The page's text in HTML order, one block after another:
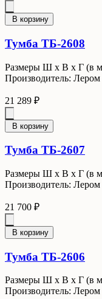
В корзину
Тумба ТБ-2608
Размеры Ш x В x Г (в
Производитель: Лером
21 289 ₽
В корзину
Тумба ТБ-2607
Размеры Ш x В x Г (в
Производитель: Лером
21 700 ₽
В корзину
Тумба ТБ-2606
Размеры Ш x В x Г (в
Производитель: Лером